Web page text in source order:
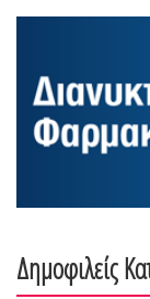
Δημοφιλείς